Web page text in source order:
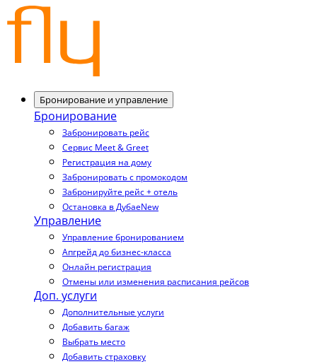
Бронирование и управление
Бронирование
Забронировать рейс
Сервис Meet & Greet
Регистрация на дому
Забронировать с промокодом
Забронируйте рейс + отель
Остановка в ДубаеNew
Управление
Управление бронированием
Апгрейд до бизнес-класса
Онлайн регистрация
Отмены или изменения расписания рейсов
Доп. услуги
Дополнительные услуги
Добавить багаж
Выбрать место
Добавить страховку